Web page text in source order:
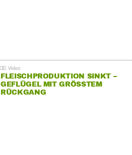
FLEISCHPRODUKTION SINKT –
GEFLÜGEL MIT GRÖSSTEM R
ÜCKGANG